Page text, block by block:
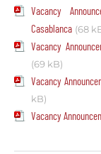
Vacancy
Casablanca (68
Vacancy
(69 kB)
Vacancy
kB)
Vacancy